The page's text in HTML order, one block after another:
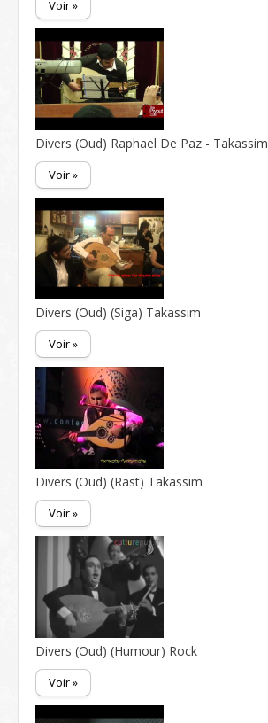
Voir »
Divers (Oud) Raphael De Paz - Takassim
Voir »
Divers (Oud) (Siga) Takassim
Voir »
Divers (Oud) (Rast) Takassim
Voir »
Divers (Oud) (Humour) Rock
Voir »